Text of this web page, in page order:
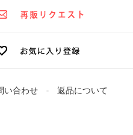
い合わせ 返品について